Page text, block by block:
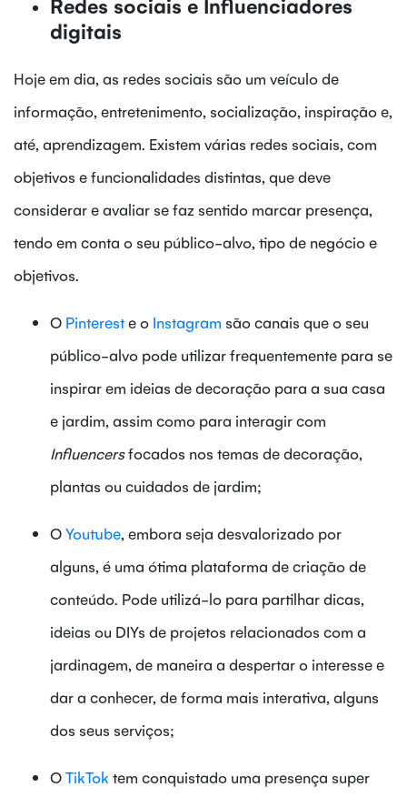
digitais
Hoje em dia, as redes sociais são um veículo de
informação, entretenimento, socialização, inspiração e,
até, aprendizagem. Existem várias redes sociais, com
objetivos e funcionalidades distintas, que deve
considerar e avaliar se faz sentido marcar presença,
tendo em conta o seu público-alvo, tipo de negócio e
objetivos.
O Pintereste o Instagram são canais que o seu
público-alvo pode utilizar frequentemente para se
inspirar em ideias de decoração para a sua casa
e jardim, assim como para interagir com
Influencersfocados nos temas de decoração,
plantas ou cuidados de jardim;
OYoutube, embora seja desvalorizado por
alguns, é uma ótima plataforma de criação de
conteúdo. Pode utilizá-lo para partilhar dicas,
ideias ou DIYs de projetos relacionados com a
jardinagem, de maneira a despertar o interesse e
dar a conhecer, de forma mais interativa, alguns
dos seus serviços;
OTikTok tem conquistado uma presença super